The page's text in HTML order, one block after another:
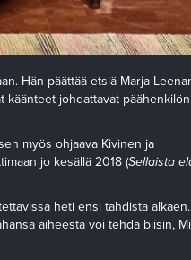
Hän päättää etsiä Marja-
käänteet johdattavat päähenkilön
myös ohjaava Kivinen ja
jo kesällä 2018 (Sellaista
heti ensi tahdista alkaen.
aiheesta voi tehdä biisin,